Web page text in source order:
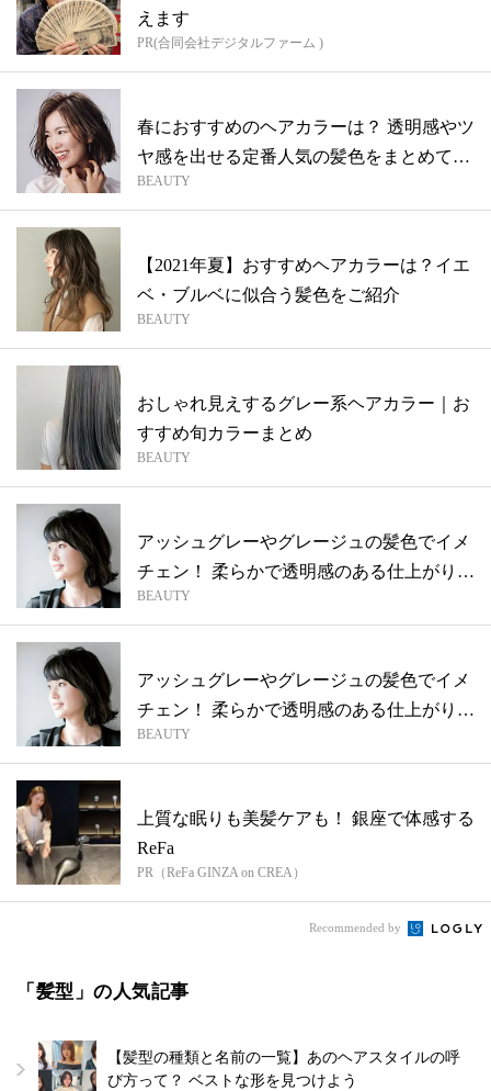
えます
PR(合同会社デジタルファーム )
春におすすめのヘアカラーは？ 透明感やツ
ヤ感を出せる定番人気の髪色をまとめてご
紹...
BEAUTY
【2021年夏】おすすめヘアカラーは？イエ
ベ・ブルベに似合う髪色をご紹介
BEAUTY
おしゃれ見えするグレー系ヘアカラー｜お
すすめ旬カラーまとめ
BEAUTY
アッシュグレーやグレージュの髪色でイメ
チェン！ 柔らかで透明感のある仕上がりに
◎
BEAUTY
アッシュグレーやグレージュの髪色でイメ
チェン！ 柔らかで透明感のある仕上がりに
◎
BEAUTY
上質な眠りも美髪ケアも！ 銀座で体感する
ReFa
PR（ReFa GINZA on CREA）
Recommended by
「髪型」の人気記事
【髪型の種類と名前の一覧】あのヘアスタイルの呼
び方って？ ベストな形を見つけよう